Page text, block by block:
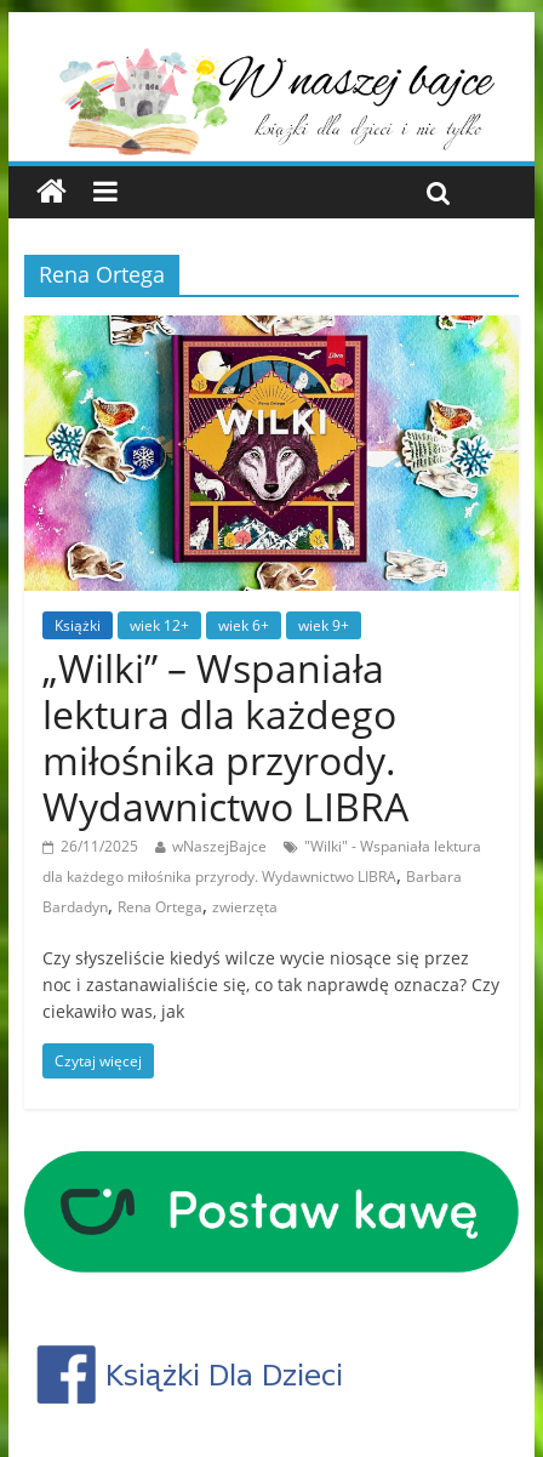
Rena Ortega
Książki wiek 12+ wiek 6+ wiek 9+
„Wilki” – Wspaniała
lektura dla każdego
miłośnika przyrody.
Wydawnictwo LIBRA
26/11/2025 wNaszejBajce
"Wilki" - Wspaniała lektura
dla każdego miłośnika przyrody. Wydawnictwo LIBRA, Barbara
Bardadyn, Rena Ortega, zwierzęta
Czy słyszeliście kiedyś wilcze wycie niosące się przez
noc i zastanawialiście się, co tak naprawdę oznacza? Czy
ciekawiło was, jak
Czytaj więcej